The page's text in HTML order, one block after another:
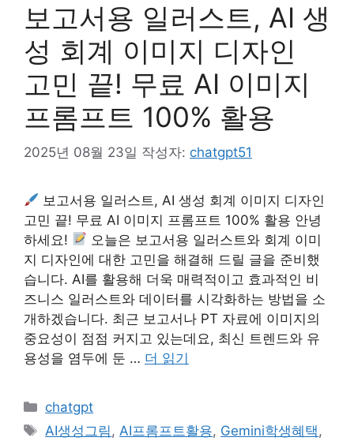
보고서용 일러스트, AI 생
성 회계 이미지 디자인
고민 끝! 무료 AI 이미지
프롬프트 100% 활용
2025년 08월 23일 작성자: chatgpt51
보고서용 일러스트, AI 생성 회계 이미지 디자인
고민 끝! 무료 AI 이미지 프롬프트 100% 활용 안녕
하세요!
오늘은 보고서용 일러스트와 회계 이미
지 디자인에 대한 고민을 해결해 드릴 글을 준비했
습니다. AI를 활용해 더욱 매력적이고 효과적인 비
즈니스 일러스트와 데이터를 시각화하는 방법을 소
개하겠습니다. 최근 보고서나 PT 자료에 이미지의
중요성이 점점 커지고 있는데요, 최신 트렌드와 유
용성을 염두에 둔 … 더 읽기
카
테
chatgpt
태
AI생성그림 , AI프롬프트활용, Gemini학생혜택 ,